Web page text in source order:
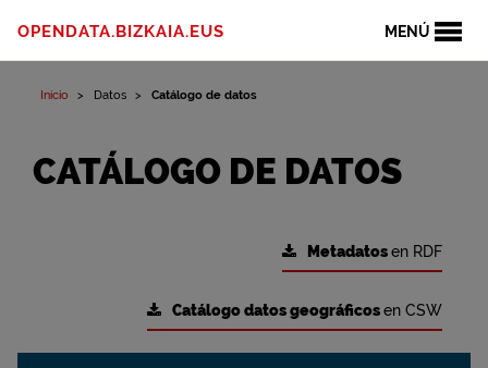
MENÚ
OPENDATA.BIZKAIA.EUS
Inicio Datos Catálogo de datos
CATÁLOGO DE DATOS
Metadatosen RDF
Catálogo datos geográficosen CSW